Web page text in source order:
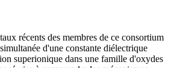
récents des membres de ce consortium
d'une constante diélectrique
superionique dans une famille d'oxydes